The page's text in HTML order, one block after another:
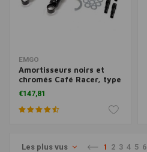
EMGO
Amortisseurs noirs et
chromés Café Racer, type
3
€147,81
Les plus vus 1 2 3 4 5 6